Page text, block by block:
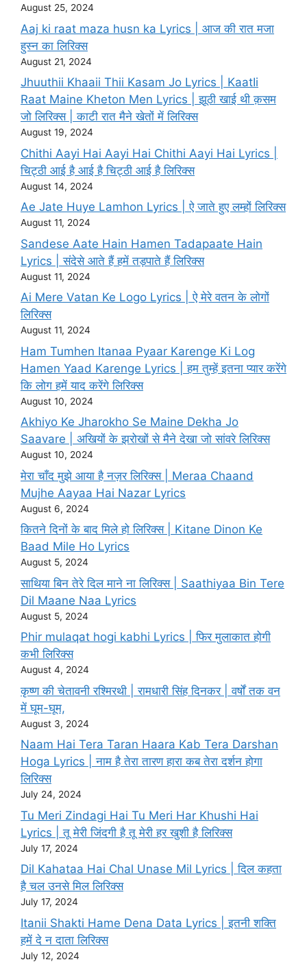
August 25, 2024
Aaj ki raat maza husn ka Lyrics | आज की रात मजा
हुस्न का लिरिक्स
August 21, 2024
Jhuuthii Khaaii Thii Kasam Jo Lyrics | KaatIi
Raat Maine Kheton Men Lyrics | झूठी खाई थी क़सम
जो लिरिक्स | काटी रात मैने खेतों में लिरिक्स
August 19, 2024
Chithi Aayi Hai Aayi Hai Chithi Aayi Hai Lyrics |
चिट्ठी आई है आई है चिट्ठी आई है लिरिक्स
August 14, 2024
Ae Jate Huye Lamhon Lyrics | ऐ जाते हुए लम्हों लिरिक्स
August 11, 2024
Sandese Aate Hain Hamen Tadapaate Hain
Lyrics | संदेसे आते हैं हमें तड़पाते हैं लिरिक्स
August 11, 2024
Ai Mere Vatan Ke Logo Lyrics | ऐ मेरे वतन के लोगों
लिरिक्स
August 11, 2024
Ham Tumhen Itanaa Pyaar Karenge Ki Log
Hamen Yaad Karenge Lyrics | हम तुम्हें इतना प्यार करेंगे
कि लोग हमें याद करेंगे लिरिक्स
August 10, 2024
Akhiyo Ke Jharokho Se Maine Dekha Jo
Saavare | अखियों के झरोखों से मैने देखा जो सांवरे लिरिक्स
August 10, 2024
मेरा चाँद मुझे आया है नज़र लिरिक्स | Meraa Chaand
Mujhe Aayaa Hai Nazar Lyrics
August 6, 2024
कितने दिनों के बाद मिले हो लिरिक्स | Kitane Dinon Ke
Baad Mile Ho Lyrics
August 5, 2024
साथिया बिन तेरे दिल माने ना लिरिक्स | Saathiyaa Bin Tere
Dil Maane Naa Lyrics
August 5, 2024
Phir mulaqat hogi kabhi Lyrics | फिर मुलाकात होगी
कभी लिरिक्स
August 4, 2024
कृष्ण की चेतावनी रश्मिरथी | रामधारी सिंह दिनकर | वर्षों तक वन
में घूम-घूम,
August 3, 2024
Naam Hai Tera Taran Haara Kab Tera Darshan
Hoga Lyrics | नाम है तेरा तारण हारा कब तेरा दर्शन होगा
लिरिक्स
July 24, 2024
Tu Meri Zindagi Hai Tu Meri Har Khushi Hai
Lyrics | तू मेरी जिंदगी है तू मेरी हर खुशी है लिरिक्स
July 17, 2024
Dil Kahataa Hai Chal Unase Mil Lyrics | दिल कहता
है चल उनसे मिल लिरिक्स
July 17, 2024
Itanii Shakti Hame Dena Data Lyrics | इतनी शक्ति
हमें दे न दाता लिरिक्स
July 12, 2024